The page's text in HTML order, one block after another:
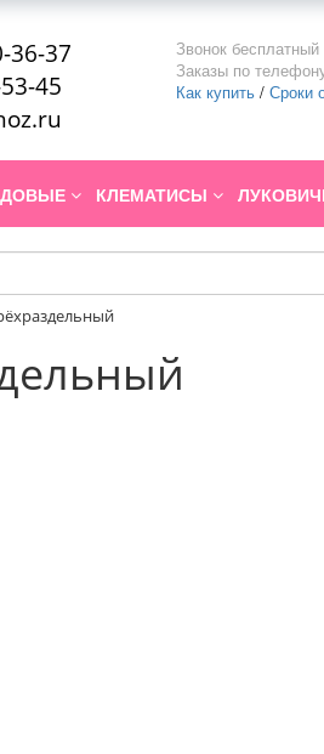
36-37
45
Звонок
Заказы по
Как купить / Сроки
КЛЕМАТИСЫ